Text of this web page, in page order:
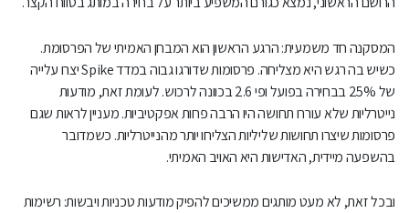
המסקנה חד משמעית: הרגע הראשון הוא המבחן האמיתי של הפרסומת.
כשיש בה רגש היא מצליחה. פרסומות שדורגו גבוה במדד Spike יצרו עלייה
של 25% בבחירה בפועל ופי 2.6 בכוונה לרכוש. לעומת זאת, מודעות
נייטרליות שלא עוררו תחושה היו הרבה פחות אפקטיביות. מעניין לראות שגם
פרסומות שיצרו תחושות שליליות הצליחו יותר מהנייטרליות. כשמדובר
בהשפעה מיידית, האדישות היא האויב האמיתי.
ובכל זאת, לא מעט מותגים ממשיכים להפיק מודעות טכניות ויבשות: רשימות